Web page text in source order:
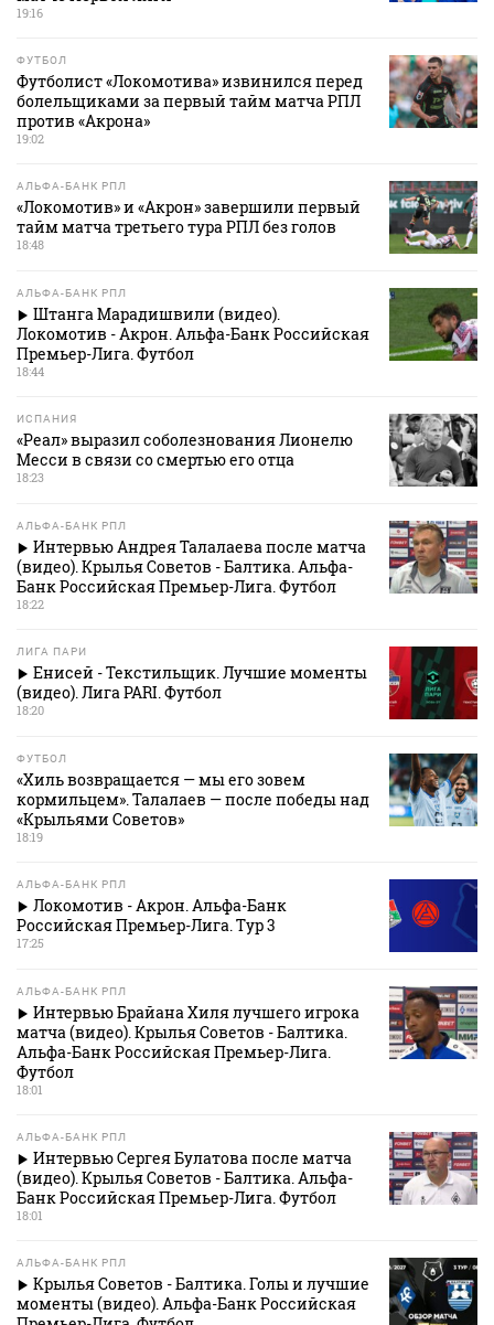
19:16
ФУТБОЛ
Футболист «Локомотива» извинился перед
болельщиками за первый тайм матча РПЛ
против «Акрона»
19:02
АЛЬФА-БАНК РПЛ
«Локомотив» и «Акрон» завершили первый
тайм матча третьего тура РПЛ без голов
18:48
АЛЬФА-БАНК РПЛ
Штанга Марадишвили (видео).
Локомотив - Акрон. Альфа-Банк Российская
Премьер-Лига. Футбол
18:44
ИСПАНИЯ
«Реал» выразил соболезнования Лионелю
Месси в связи со смертью его отца
18:23
АЛЬФА-БАНК РПЛ
Интервью Андрея Талалаева после матча
(видео). Крылья Советов - Балтика. Альфа-
Банк Российская Премьер-Лига. Футбол
18:22
ЛИГА ПАРИ
Енисей - Текстильщик. Лучшие моменты
(видео). Лига PARI. Футбол
18:20
ФУТБОЛ
«Хиль возвращается — мы его зовем
кормильцем». Талалаев — после победы над
«Крыльями Советов»
18:19
АЛЬФА-БАНК РПЛ
Локомотив - Акрон. Альфа-Банк
Российская Премьер-Лига. Тур 3
17:25
АЛЬФА-БАНК РПЛ
Интервью Брайана Хиля лучшего игрока
матча (видео). Крылья Советов - Балтика.
Альфа-Банк Российская Премьер-Лига.
Футбол
18:01
АЛЬФА-БАНК РПЛ
Интервью Сергея Булатова после матча
(видео). Крылья Советов - Балтика. Альфа-
Банк Российская Премьер-Лига. Футбол
18:01
АЛЬФА-БАНК РПЛ
Крылья Советов - Балтика. Голы и лучшие
моменты (видео). Альфа-Банк Российская